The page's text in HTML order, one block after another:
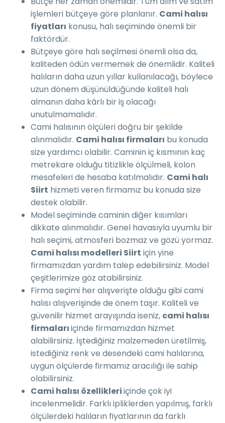
işlemleri bütçeye göre planlanır. Cami halısı
fiyatları konusu, halı seçiminde önemli bir
faktördür.
Bütçeye göre halı seçilmesi önemli olsa da,
kaliteden ödün vermemek de önemlidir. Kaliteli
halıların daha uzun yıllar kullanılacağı, böylece
uzun dönem düşünüldüğünde kaliteli halı
almanın daha kârlı bir iş olacağı
unutulmamalıdır.
Cami halısının ölçüleri doğru bir şekilde
alınmalıdır. Cami halısı firmaları bu konuda
size yardımcı olabilir. Caminin iç kısmının kaç
metrekare olduğu titizlikle ölçülmeli, kolon
mesafeleri de hesaba katılmalıdır. Cami halı
Siirt hizmeti veren firmamız bu konuda size
destek olabilir.
Model seçiminde caminin diğer kısımları
dikkate alınmalıdır. Genel havasıyla uyumlu bir
halı seçimi, atmosferi bozmaz ve gözü yormaz.
Cami halısı modelleri Siirt için yine
firmamızdan yardım talep edebilirsiniz. Model
çeşitlerimize göz atabilirsiniz.
Firma seçimi her alışverişte olduğu gibi cami
halısı alışverişinde de önem taşır. Kaliteli ve
güvenilir hizmet arayışında iseniz, cami halısı
firmalarıiçinde firmamızdan hizmet
alabilirsiniz. İştediğiniz malzemeden üretilmiş,
istediğiniz renk ve desendeki cami halılarına,
uygun ölçülerde firmamız aracılığı ile sahip
olabilirsiniz.
Cami halısı özellikleriiçinde çok iyi
incelenmelidir. Farklı ipliklerden yapılmış, farklı
ölçülerdeki halıların fiyatlarının da farklı